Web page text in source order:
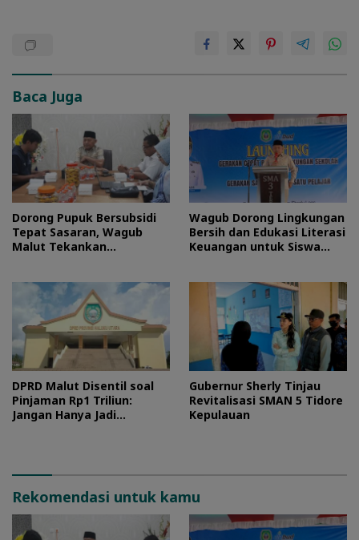
Baca Juga
Dorong Pupuk Bersubsidi
Tepat Sasaran, Wagub
Malut Tekankan
Wagub Dorong Lingkungan
Bersih dan Edukasi Literasi
Keuangan untuk Siswa
DPRD Malut Disentil soal
Pinjaman Rp1 Triliun:
Jangan Hanya Jadi
Gubernur Sherly Tinjau
Revitalisasi SMAN 5 Tidore
Kepulauan
Rekomendasi untuk kamu